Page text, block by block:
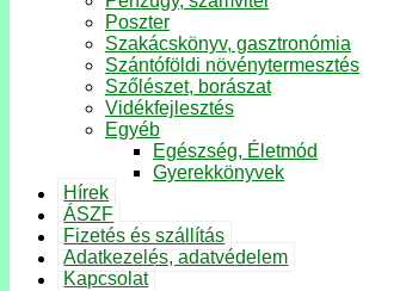
Poszter
Szakácskönyv, gasztronómia
Szántóföldi növénytermesztés
Szőlészet, borászat
Vidékfejlesztés
Egyéb
Egészség, Életmód
Gyerekkönyvek
Hírek
ÁSZF
Fizetés és szállítás
Adatkezelés, adatvédelem
Kapcsolat